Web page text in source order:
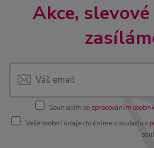
Akce,
Souhlasím se zpracováním
Vaše osobní údaje chráníme v souladu s